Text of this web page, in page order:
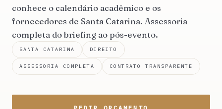
conhece o calendário acadêmico e os
fornecedores de Santa Catarina. Assessoria
completa do briefing ao pós-evento.
SANTA CATARINA DIREITO
ASSESSORIA COMPLETA CONTRATO TRANSPARENTE